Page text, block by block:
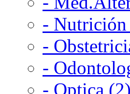
-
-
-
- Optica (2)